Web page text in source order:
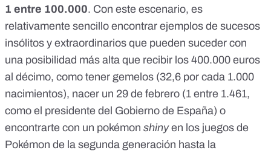
1 entre 100.000. Con este escenario, es
relativamente sencillo encontrar ejemplos de sucesos
insólitos y extraordinarios que pueden suceder con
una posibilidad más alta que recibir los 400.000 euros
al décimo, como tener gemelos (32,6 por cada 1.000
nacimientos), nacer un 29 de febrero (1 entre 1.461,
como el presidente del Gobierno de España) o
encontrarte con un pokémon shiny en los juegos de
Pokémon de la segunda generación hasta la